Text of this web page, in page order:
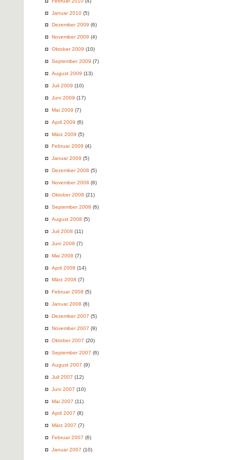
Januar 2010 (5)
Dezember 2009 (6)
November 2009 (4)
Oktober 2009 (10)
September 2009 (7)
August 2009 (13)
Juli 2009 (10)
Juni 2009 (17)
Mai 2009 (7)
April 2009 (6)
März 2009 (5)
Februar 2009 (4)
Januar 2009 (5)
Dezember 2008 (5)
November 2008 (6)
Oktober 2008 (21)
September 2008 (6)
August 2008 (5)
Juli 2008 (11)
Juni 2008 (7)
Mai 2008 (7)
April 2008 (14)
März 2008 (7)
Februar 2008 (5)
Januar 2008 (6)
Dezember 2007 (5)
November 2007 (9)
Oktober 2007 (20)
September 2007 (6)
August 2007 (9)
Juli 2007 (12)
Juni 2007 (10)
Mai 2007 (11)
April 2007 (8)
März 2007 (7)
Februar 2007 (6)
Januar 2007 (10)